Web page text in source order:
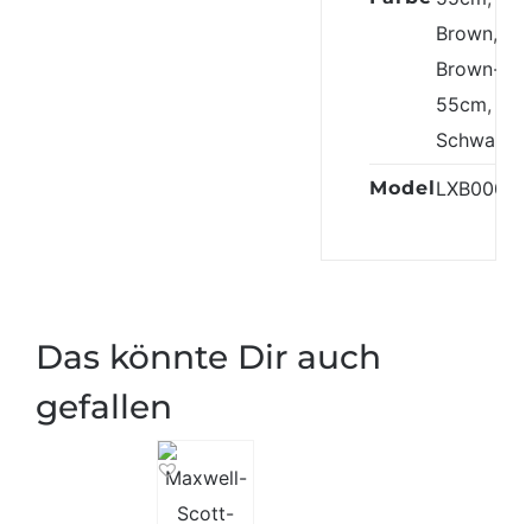
Brown,
Brown-
55cm,
Schwarz
ModelLXB0007
Das könnte Dir auch
gefallen